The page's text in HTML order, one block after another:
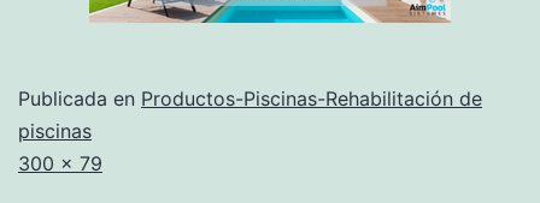
Publicada en Productos-Piscinas-Rehabilitación de
piscinas
Tamaño
300 × 79